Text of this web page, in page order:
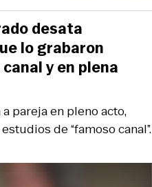
pareja en pleno acto,
de “famoso canal”.
desata
lo grabaron
y en plena